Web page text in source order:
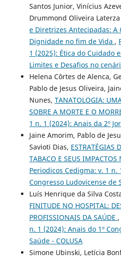
Santos Junior, Vinícius
Drummond Oliveira Laterza
e Diretrizes Antecipadas: A
Dignidade no fim de Vida ,
1 (2025): Ética do Cuidado
Limites e Desafios no
Helena Côrtes de Alenca,
Pablo de Jesus Oliveira,
Nunes, TANATOLOGIA:
SOBRE A MORTE E O
1 n. 1 (2024): Anais da 2º
Jaine Amorim, Pablo de
Savioti Dias, ESTRATÉGIAS
TABACO E SEUS IMPACTOS
Periodicos Cedigma: v. 1 n.
Congresso Ludovicense de
Luís Henrique da Silva
FINITUDE NO HOSPITAL:
PROFISSIONAIS DA SAÚDE ,
n. 1 (2024): Anais do 1º
Saúde - COLUSA
Simone Ubinski, Letícia